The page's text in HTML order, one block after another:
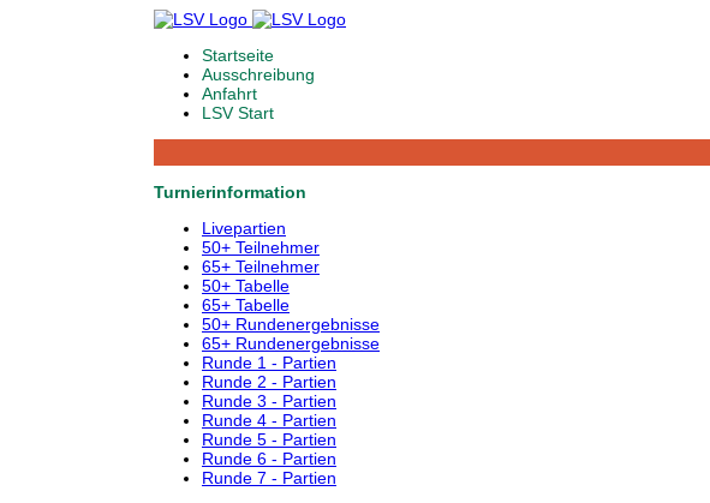
Startseite
Ausschreibung
Anfahrt
LSV Start
Turnierinformation
Livepartien
50+ Teilnehmer
65+ Teilnehmer
50+ Tabelle
65+ Tabelle
50+ Rundenergebnisse
65+ Rundenergebnisse
Runde 1 - Partien
Runde 2 - Partien
Runde 3 - Partien
Runde 4 - Partien
Runde 5 - Partien
Runde 6 - Partien
Runde 7 - Partien